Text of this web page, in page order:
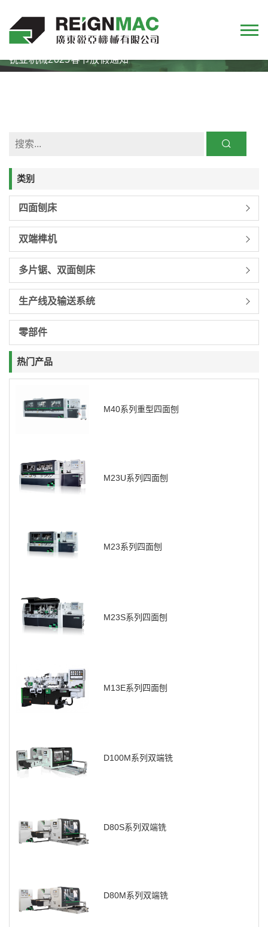
首页 新闻 公司
锐亚机械2025春节放假通知
类别
四面刨床
双端榫机
多片锯、双面刨床
生产线及输送系统
零部件
热门产品
M40系列重型四面刨
M23U系列四面刨
M23系列四面刨
M23S系列四面刨
M13E系列四面刨
D100M系列双端铣
D80S系列双端铣
D80M系列双端铣